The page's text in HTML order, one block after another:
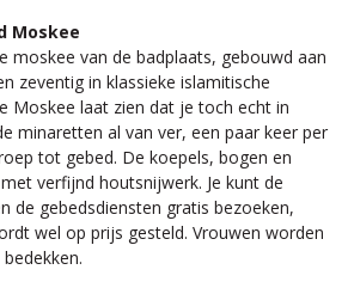
Moskee
moskee van de badplaats, gebouwd aan
zeventig in klassieke islamitische
Moskee laat zien dat je toch echt in
minaretten al van ver, een paar keer per
tot gebed. De koepels, bogen en
verfijnd houtsnijwerk. Je kunt de
de gebedsdiensten gratis bezoeken,
wel op prijs gesteld. Vrouwen worden